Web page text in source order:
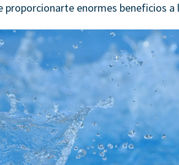
proporcionarte enormes beneficios